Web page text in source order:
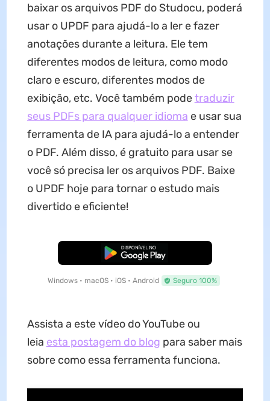
baixar os arquivos PDF do Studocu, poderá
usar o UPDF para ajudá-lo a ler e fazer
anotações durante a leitura. Ele tem
diferentes modos de leitura, como modo
claro e escuro, diferentes modos de
exibição, etc. Você também podetraduzir
seus PDFs para qualquer idioma e usar sua
ferramenta de IA para ajudá-lo a entender
o PDF. Além disso, é gratuito para usar se
você só precisa ler os arquivos PDF. Baixe
o UPDF hoje para tornar o estudo mais
divertido e eficiente!
Baixar Grátis
Windows • macOS • iOS • Android Seguro 100%
Assista a este vídeo do YouTube ou
leia esta postagem do blog para saber mais
sobre como essa ferramenta funciona.